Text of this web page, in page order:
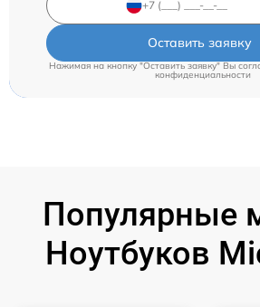
Оставить заявку
Нажимая на кнопку "Оставить заявку" Вы
конфиденциальности
Популярные
Ноутбуков